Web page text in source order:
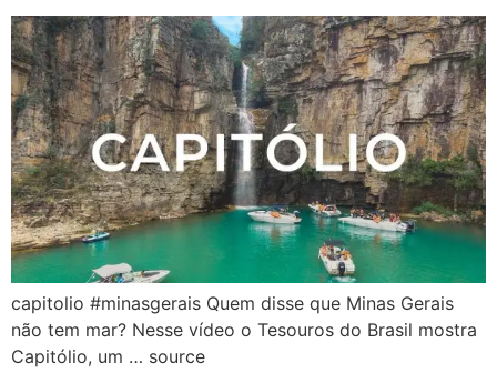
capitolio #minasgerais Quem disse que Minas Gerais
não tem mar? Nesse vídeo o Tesouros do Brasil mostra
Capitólio, um … source